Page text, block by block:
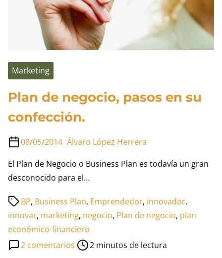
Marketing
Plan de negocio, pasos en su
confección.
08/05/2014 Álvaro López Herrera
El Plan de Negocio o Business Plan es todavía un gran
desconocido para el…
BP, Business Plan, Emprendedor, innovador,
innovar, marketing, negocio, Plan de negocio, plan
económico-financiero
2 comentarios en
Tiempo
de
lectura
de
2 minutos de lectura